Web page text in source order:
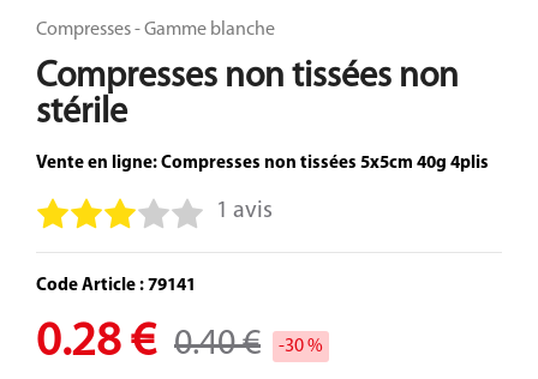
Compresses - Gamme blanche
Compresses non tissées non
stérile
Vente en ligne: Compresses non tissées 5x5cm 40g 4plis
1 avis
Code Article : 79141
0.28 € 0.40 € -30 %